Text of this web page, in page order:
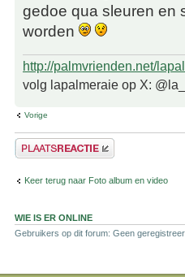
gedoe qua sleuren en
worden
http://palmvrienden.net/
volg lapalmeraie op X:
Vorige
Plaats een reactie
Keer terug naar Foto album en video
WIE IS ER ONLINE
Gebruikers op dit forum: Geen